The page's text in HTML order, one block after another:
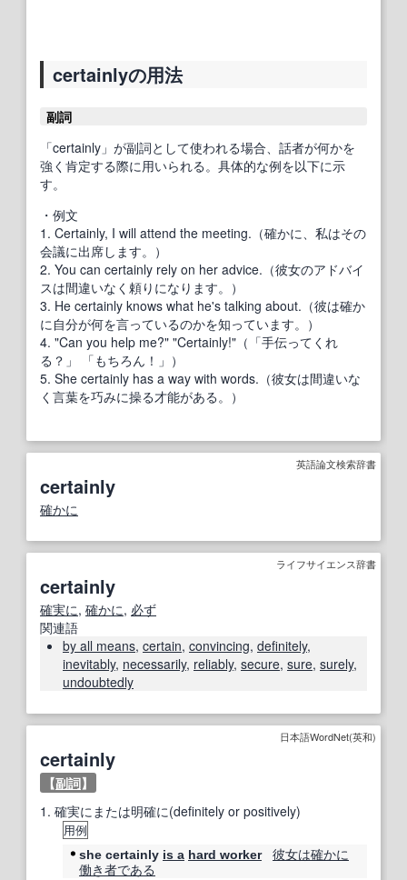
certainlyの用法
副詞
「certainly」が副詞として使われる場合、話者が何かを
強く肯定する際に用いられる。具体的な例を以下に示
す。
・例文
1. Certainly, I will attend the meeting.（確かに、私はその
会議に出席します。）
2. You can certainly rely on her advice.（彼女のアドバイ
スは間違いなく頼りになります。）
3. He certainly knows what he's talking about.（彼は確か
に自分が何を言っているのかを知っています。）
4. "Can you help me?" "Certainly!"（「手伝ってくれ
る？」 「もちろん！」）
5. She certainly has a way with words.（彼女は間違いな
く言葉を巧みに操る才能がある。）
英語論文検索辞書
certainly
確かに
ライフサイエンス辞書
certainly
確実に, 確かに, 必ず
関連語
by all means, certain, convincing, definitely,
inevitably, necessarily, reliably, secure, sure, surely,
undoubtedly
日本語WordNet(英和)
certainly
【副詞】
1. 確実にまたは明確に(definitely or positively)
用例
she certainly is a hard worker 彼女は確かに
働き者である